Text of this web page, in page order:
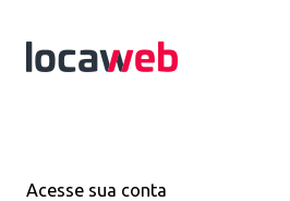
Acesse sua conta